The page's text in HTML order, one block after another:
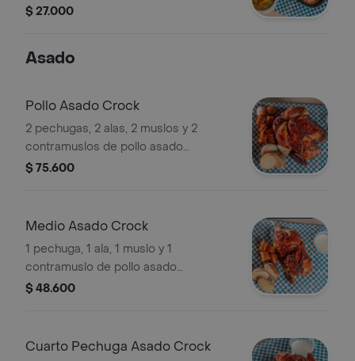
ensalada,100 gr de papa a la francesa
$ 27.000
Asado
Pollo Asado Crock
2 pechugas, 2 alas, 2 muslos y 2
contramuslos de pollo asado
acompañado de 5 papas cocidas y 1
$ 75.600
Medio Asado Crock
1 pechuga, 1 ala, 1 muslo y 1
contramuslo de pollo asado
acompañado de 3 papas cocidas y
$ 48.600
Cuarto Pechuga Asado Crock